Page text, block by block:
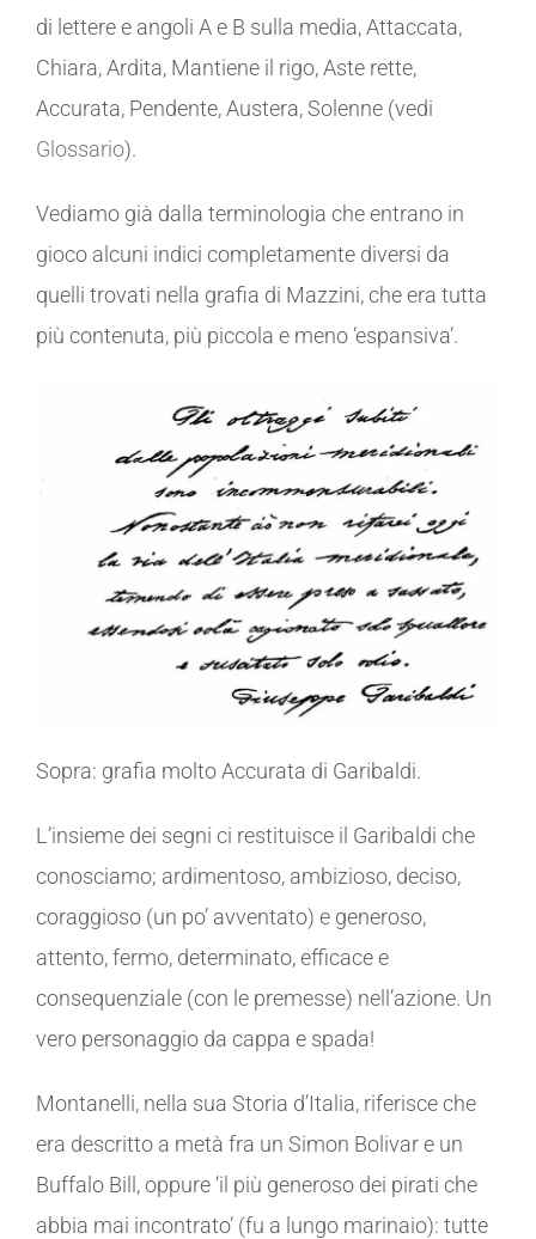
di lettere e angoli A e B sulla media, Attaccata,
Chiara, Ardita, Mantiene il rigo, Aste rette,
Accurata, Pendente, Austera, Solenne (vedi
Glossario).
Vediamo già dalla terminologia che entrano in
gioco alcuni indici completamente diversi da
quelli trovati nella grafia di Mazzini, che era tutta
più contenuta, più piccola e meno ‘espansiva’.
Sopra: grafia molto Accurata di Garibaldi.
L’insieme dei segni ci restituisce il Garibaldi che
conosciamo; ardimentoso, ambizioso, deciso,
coraggioso (un po’ avventato) e generoso,
attento, fermo, determinato, efficace e
consequenziale (con le premesse) nell’azione. Un
vero personaggio da cappa e spada!
Montanelli, nella sua Storia d’Italia, riferisce che
era descritto a metà fra un Simon Bolivar e un
Buffalo Bill, oppure ‘il più generoso dei pirati che
abbia mai incontrato’ (fu a lungo marinaio): tutte